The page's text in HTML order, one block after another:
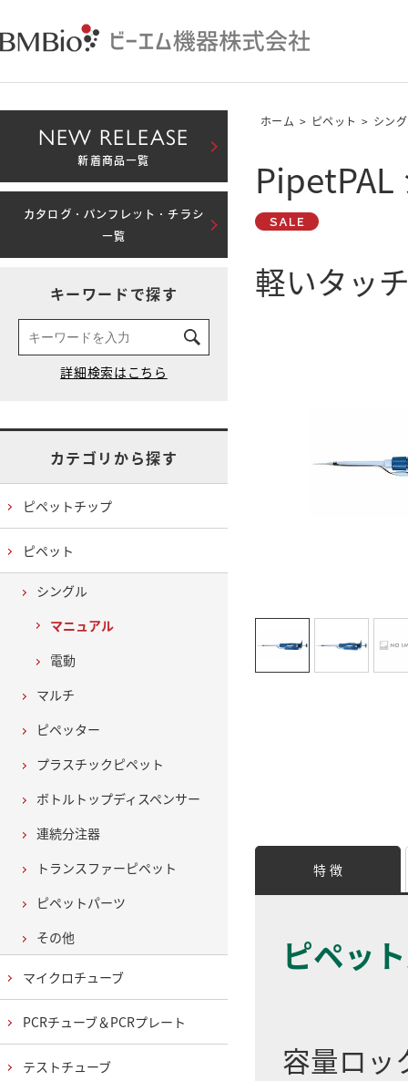
ホーム > ピペット > シン
軽いタッ
特 徴
ピペッ
容量ロッ
NEW RELEASE
新着商品一覧
カタログ・パンフレット・チラシ
一覧
キーワードで探す
カテゴリから探す
ピペットチップ
ピペット
シングル
マニュアル
電動
マルチ
ピペッター
プラスチックピペット
ボトルトップディスペンサー
連続分注器
トランスファーピペット
ピペットパーツ
その他
マイクロチューブ
PCRチューブ＆PCRプレート
テストチューブ